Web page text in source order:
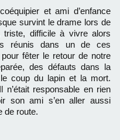
et ami d’enfance
survint le drame lors de
triste, difficile à vivre alors
réunis dans un de ces
fêter le retour de notre
des défauts dans la
le coup du lapin et la mort.
responsable en rien
son ami s’en aller aussi
de route.